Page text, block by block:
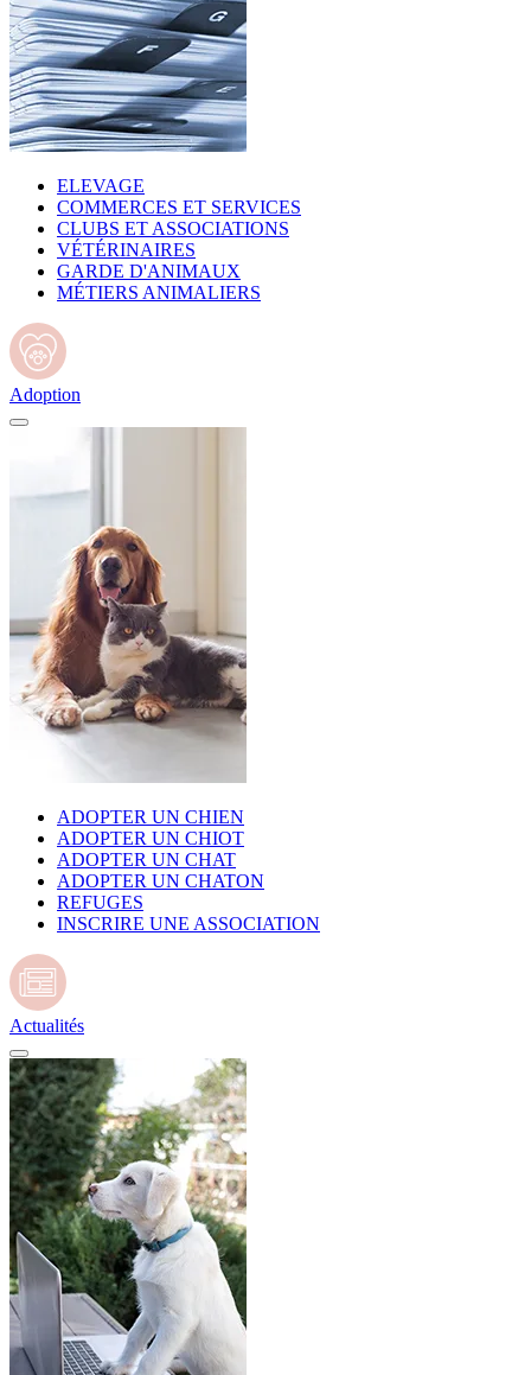
ELEVAGE
COMMERCES ET SERVICES
CLUBS ET ASSOCIATIONS
VÉTÉRINAIRES
GARDE D'ANIMAUX
MÉTIERS ANIMALIERS
Adoption
ADOPTER UN CHIEN
ADOPTER UN CHIOT
ADOPTER UN CHAT
ADOPTER UN CHATON
REFUGES
INSCRIRE UNE ASSOCIATION
Actualités